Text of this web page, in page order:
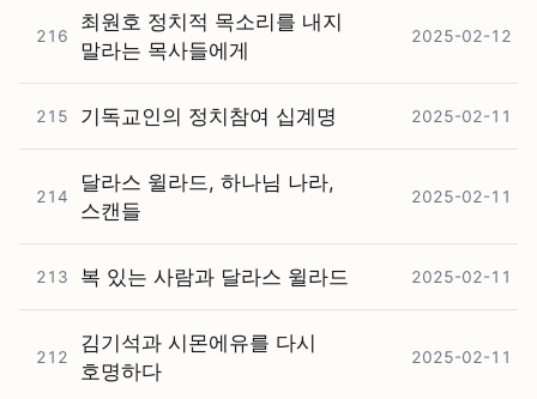
216
최원호 정치적 목소리를 내지
말라는 목사들에게
2025-02-12
215 기독교인의 정치참여 십계명 2025-02-11
214
달라스 윌라드, 하나님 나라,
스캔들
2025-02-11
213 복 있는 사람과 달라스 윌라드 2025-02-11
212
김기석과 시몬에유를 다시
호명하다
2025-02-11